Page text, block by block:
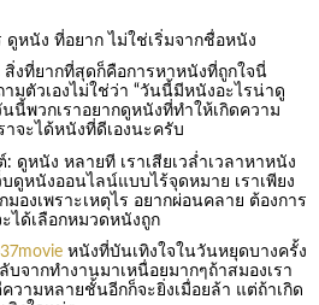
หนัง ที่อยาก ไม่ใช่เริ่มจากชื่อหนัง
งที่ยากที่สุดก็คือการหาหนังที่ถูกใจนี่
มตัวเองไม่ใช่ว่า “วันนี้มีหนังอะไรน่าดู
นี้พวกเราอยากดูหนังที่ทำให้เกิดความ
จะได้หนังที่ดีเองนะครับ
ดูหนัง หลายที เราเสียเวล่ำเวลาหาหนัง
บดูหนังออนไลน์แบบไร้จุดหมาย เราเพียง
องเพราะเหตุไร อยากผ่อนคลาย ต้องการ
ได้เลือกหมวดหนังถูก
หนังที่บันเทิงใจในวันหยุดบางครั้ง
จากทำงานมาเหนื่อยมากๆถ้าสมองเรา
วามหลายชั้นอีกก็จะยิ่งเมื่อยล้า แต่ถ้าเกิด